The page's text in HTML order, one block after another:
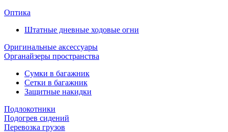
Оптика
Штатные дневные ходовые огни
Оригинальные аксессуары
Органайзеры пространства
Сумки в багажник
Сетки в багажник
Защитные накидки
Подлокотники
Подогрев сидений
Перевозка грузов